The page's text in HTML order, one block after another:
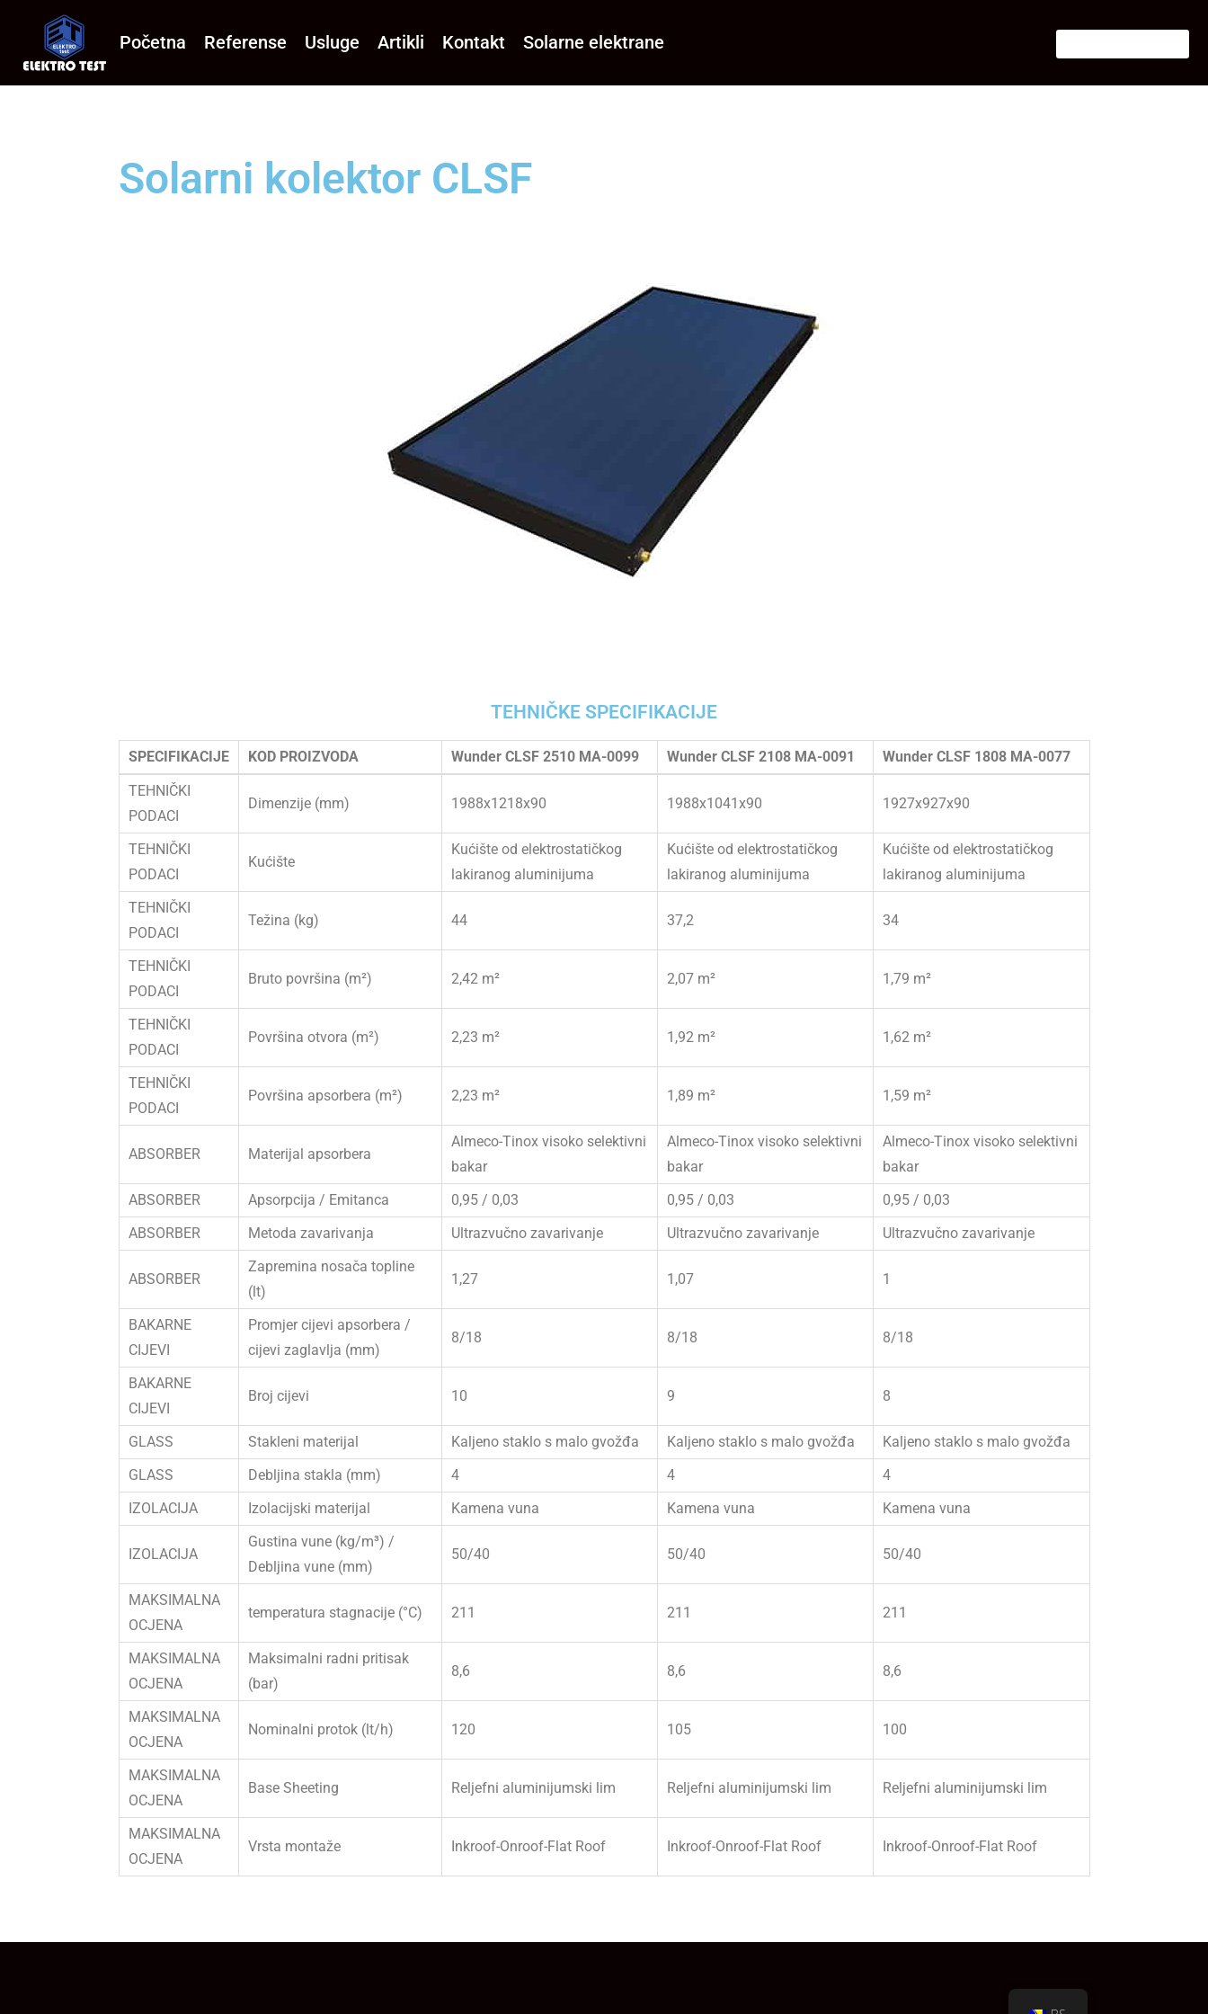
Početna Referense Usluge Artikli Kontakt Solarne elektrane
Solarni kolektor CLSF
TEHNIČKE SPECIFIKACIJE
SPECIFIKACIJE KOD PROIZVODA Wunder CLSF 2510 MA-0099 Wunder CLSF 2108 MA-0091
Wunder CLSF 1808 MA-0077
TEHNIČKI
PODACI
Dimenzije (mm) 1988x1218x90 1988x1041x90 1927x927x90
TEHNIČKI
PODACI
Kućište
Kućište od elektrostatičkog
lakiranog aluminijuma
Kućište od elektrostatičkog
lakiranog aluminijuma
Kućište od elektrostatičkog
lakiranog aluminijuma
TEHNIČKI
PODACI
Težina (kg) 44 37,2 34
TEHNIČKI
PODACI
Bruto površina (m²) 2,42 m² 2,07 m² 1,79 m²
TEHNIČKI
PODACI
Površina otvora (m²) 2,23 m² 1,92 m² 1,62 m²
TEHNIČKI
PODACI
Površina apsorbera (m²) 2,23 m² 1,89 m² 1,59 m²
ABSORBER Materijal apsorbera
Almeco-Tinox visoko selektivni
bakar
Almeco-Tinox visoko selektivni
bakar
Almeco-Tinox visoko selektivni
bakar
ABSORBER
Apsorpcija / Emitanca 0,95 / 0,03 0,95 / 0,03
0,95 / 0,03
ABSORBER
Metoda zavarivanja Ultrazvučno zavarivanje Ultrazvučno zavarivanje Ultrazvučno zavarivanje
ABSORBER
Zapremina nosača topline
(lt)
1,27 1,07 1
BAKARNE
CIJEVI
Promjer cijevi apsorbera /
cijevi zaglavlja (mm)
8/18 8/18 8/18
BAKARNE
CIJEVI
Broj cijevi 10 9 8
GLASS Stakleni materijal Kaljeno staklo s malo gvožđa Kaljeno staklo s malo gvožđa
Kaljeno staklo s malo gvožđa
GLASS
Debljina stakla (mm) 4 4
4
IZOLACIJA
Izolacijski materijal Kamena vuna Kamena vuna Kamena vuna
IZOLACIJA
Gustina vune (kg/m³) /
Debljina vune (mm)
50/40 50/40 50/40
MAKSIMALNA
OCJENA
temperatura stagnacije (°C) 211 211 211
MAKSIMALNA
OCJENA
Maksimalni radni pritisak
(bar)
8,6 8,6 8,6
MAKSIMALNA
OCJENA
Nominalni protok (lt/h) 120 105 100
MAKSIMALNA
OCJENA
Base Sheeting Reljefni aluminijumski lim Reljefni aluminijumski lim Reljefni aluminijumski lim
MAKSIMALNA
OCJENA
Vrsta montaže Inkroof-Onroof-Flat Roof Inkroof-Onroof-Flat Roof Inkroof-Onroof-Flat Roof